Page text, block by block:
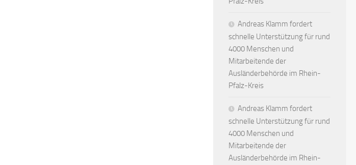
Andreas Klamm fordert
schnelle Unterstützung für rund
4000 Menschen und
Mitarbeitende der
Ausländerbehörde im Rhein-
Pfalz-Kreis
Andreas Klamm fordert
schnelle Unterstützung für rund
4000 Menschen und
Mitarbeitende der
Ausländerbehörde im Rhein-